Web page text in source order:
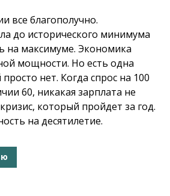
все благополучно.
до исторического минимума
на максимуме. Экономика
мощности. Но есть одна
нет. Когда спрос на 100
60, никакая зарплата не
который пройдет за год.
на десятилетие.